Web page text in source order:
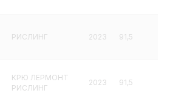
РИСЛИНГ 2023 91,5
КРЮ ЛЕРМОНТ
РИСЛИНГ
2023 91,5